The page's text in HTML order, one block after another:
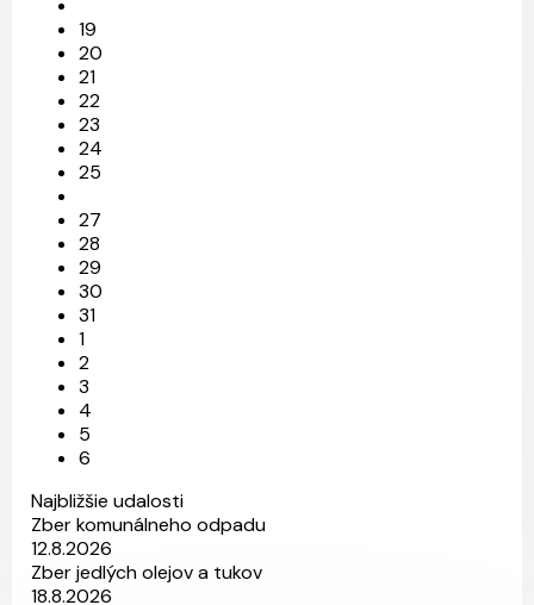
19
20
21
22
23
24
25
27
28
29
30
31
1
2
3
4
5
6
Najbližšie udalosti
Zber komunálneho odpadu
12.8.2026
Zber jedlých olejov a tukov
18.8.2026